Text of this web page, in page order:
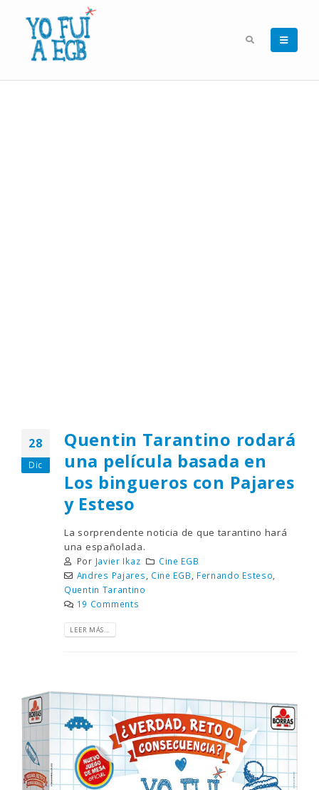
28
Dic
Quentin Tarantino rodará
una película basada en
Los bingueros con Pajares
y Esteso
La sorprendente noticia de que tarantino hará
una españolada.
Por Javier Ikaz
Cine EGB
Andres Pajares
Cine EGB Fernando Esteso
Quentin Tarantino
19 Comments
LEER MÁS...